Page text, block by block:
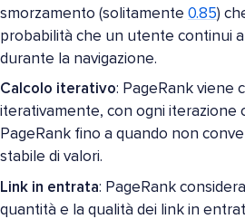
smorzamento (solitamente 0.85)
probabilità che un utente continui
durante la navigazione.
Calcolo iterativo: PageRank viene
iterativamente, con ogni iterazione
PageRank fino a quando non
stabile di valori.
Link in entrata: PageRank
quantità e la qualità dei link in